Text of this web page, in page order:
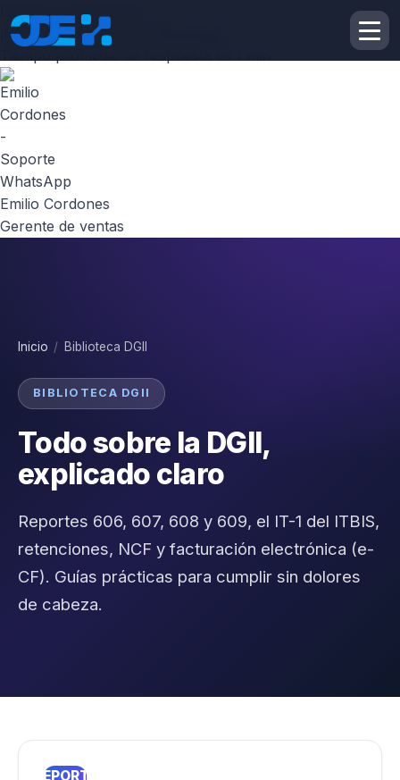
Inicie la conversación
¡Hola! Escribenos por
Emilio Cordones
Gerente de ventas
Inicio / Biblioteca DGII
BIBLIOTECA DGII
Todo sobre la DGII,
explicado claro
Reportes 606, 607, 608 y 609, el IT-1 del ITBIS,
retenciones, NCF y facturación electrónica (e-
CF). Guías prácticas para cumplir sin dolores
de cabeza.
REPORTE